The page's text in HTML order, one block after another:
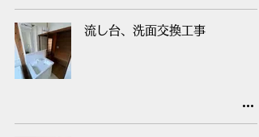
流し台、洗面交換工事